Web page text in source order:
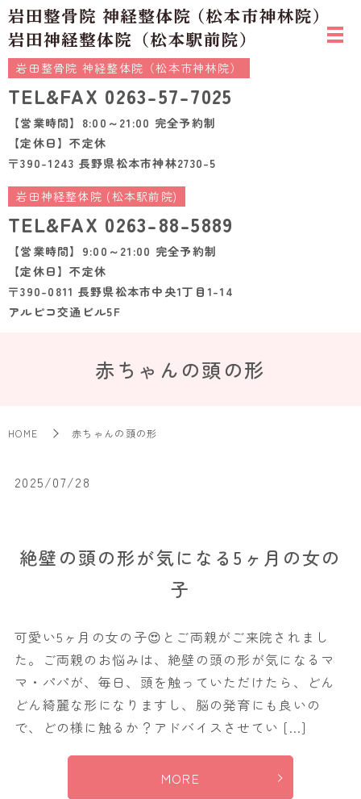
岩田整骨院 神経整体院（松本市神林院）
TEL&FAX 0263-57-7025
【営業時間】8:00～21:00 完全予約制
【定休日】不定休
〒390-1243 長野県松本市神林2730-5
岩田神経整体院 (松本駅前院)
TEL&FAX 0263-88-5889
【営業時間】9:00～21:00 完全予約制
【定休日】不定休
〒390-0811 長野県松本市中央1丁目1-14
アルピコ交通ビル5F
赤ちゃんの頭の形
HOME 赤ちゃんの頭の形
2025/07/28
絶壁の頭の形が気になる5ヶ月の女の
子
可愛い5ヶ月の女の子😍とご両親がご来院されまし
た。ご両親のお悩みは、絶壁の頭の形が気になるマ
マ・パパが、毎日、頭を触っていただけたら、どん
どん綺麗な形になりますし、脳の発育にも良いの
で、どの様に触るか？アドバイスさせてい […]
MORE